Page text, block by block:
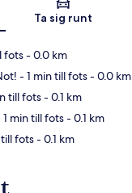
Karta
Ta sig runt
fots- 0.0 km
- 1 min till fots- 0.0 km
till fots- 0.1 km
1 min till fots- 0.1 km
fots- 0.1 km